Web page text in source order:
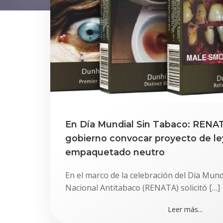
En Día Mundial Sin Tabaco:
gobierno convocar proyecto de
empaquetado neutro
En el marco de la celebración del Día
Nacional Antitabaco (RENATA) solicitó […]
Leer más...